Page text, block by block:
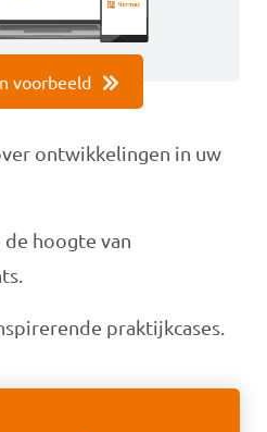
voorbeeld
ontwikkelingen in uw
de hoogte van
praktijkcases.